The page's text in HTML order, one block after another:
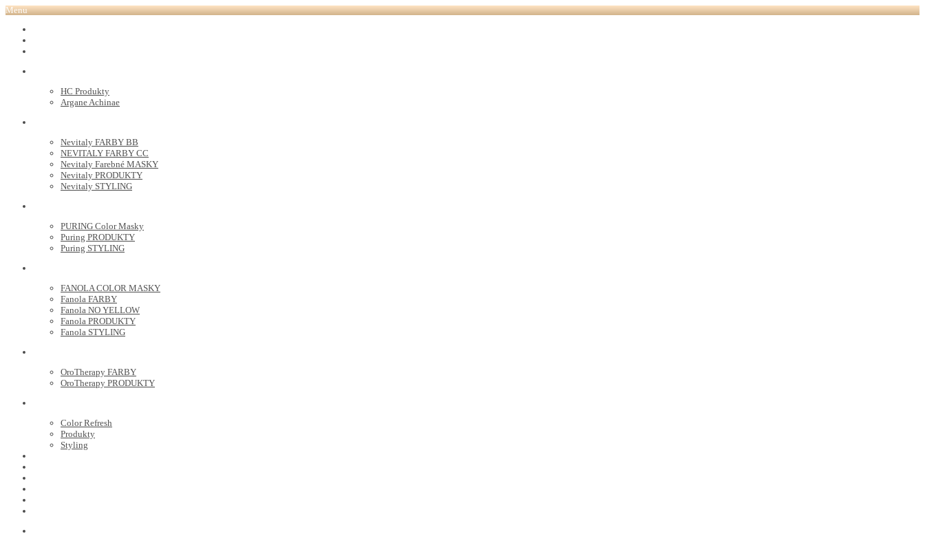
Menu
HC Produkty
Argane Achinae
Nevitaly FARBY BB
NEVITALY FARBY CC
Nevitaly Farebné MASKY
Nevitaly PRODUKTY
Nevitaly STYLING
PURING Color Masky
Puring PRODUKTY
Puring STYLING
FANOLA COLOR MASKY
Fanola FARBY
Fanola NO YELLOW
Fanola PRODUKTY
Fanola STYLING
OroTherapy FARBY
OroTherapy PRODUKTY
Color Refresh
Produkty
Styling